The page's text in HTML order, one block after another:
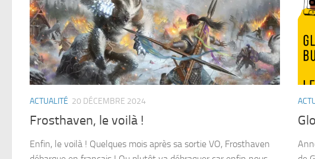
ACTUALITÉ 20 DÉCEMBRE 2024
Frosthaven, le voilà !
Enfin, le voilà ! Quelques mois après sa sortie VO, Frosthaven